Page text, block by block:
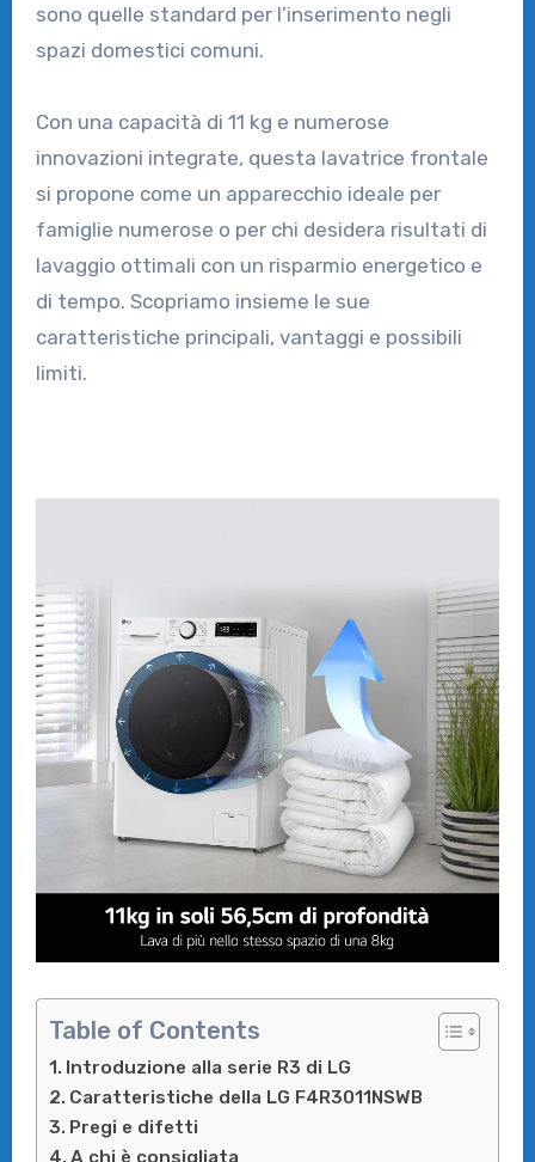
sono quelle standard per l’inserimento negli
spazi domestici comuni.
Con una capacità di 11 kg e numerose
innovazioni integrate, questa lavatrice frontale
si propone come un apparecchio ideale per
famiglie numerose o per chi desidera risultati di
lavaggio ottimali con un risparmio energetico e
di tempo. Scopriamo insieme le sue
caratteristiche principali, vantaggi e possibili
limiti.
Table of Contents
Introduzione alla serie R3 di LG
Caratteristiche della LG F4R3011NSWB
Pregi e difetti